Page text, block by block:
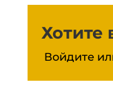
Хотите
Войдите